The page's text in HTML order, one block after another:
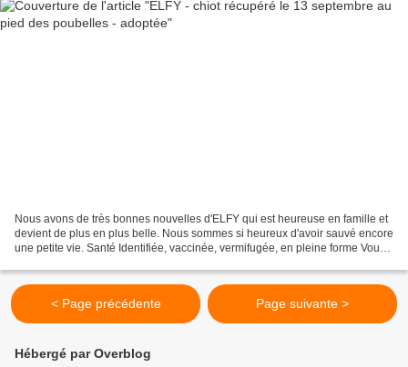
Nous avons de très bonnes nouvelles d'ELFY qui est heureuse en famille et
devient de plus en plus belle. Nous sommes si heureux d'avoir sauvé encore
une petite vie. Santé Identifiée, vaccinée, vermifugée, en pleine forme Vous
< Page précédente Page suivante >
Hébergé par Overblog